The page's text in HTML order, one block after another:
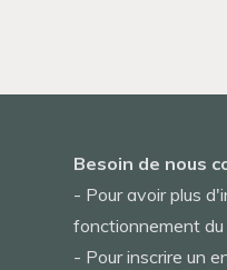
Besoin de nous
- Pour avoir plus
fonctionnement du
- Pour inscrire un